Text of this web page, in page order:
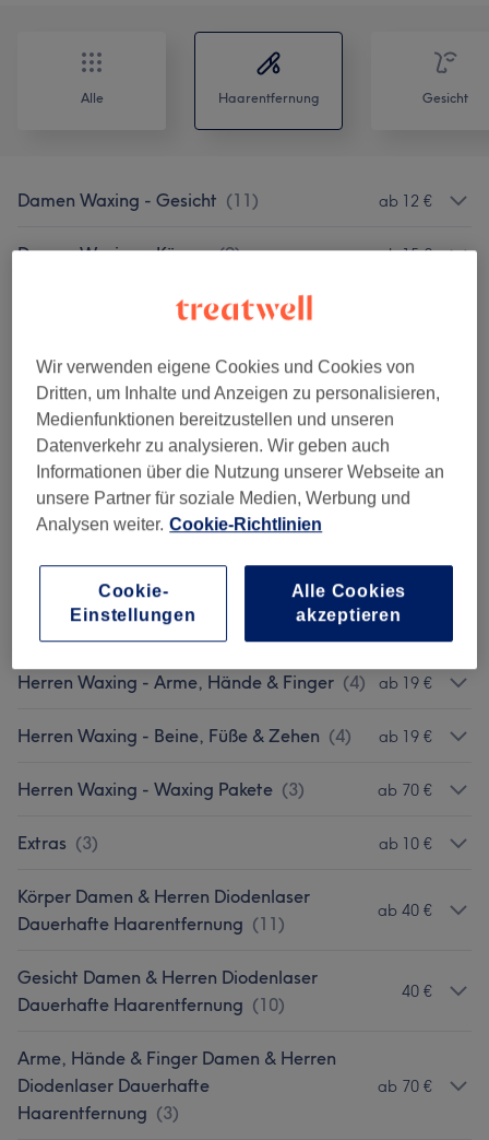
Alle Haarentfernung Gesicht
Damen Waxing - Gesicht (11) ab 12 €
Damen Waxing - Körper (9) ab 15 €
Damen Waxing - Intim (8)
Damen Waxing - Arme, Hände & Finger (4) ab 17 €
Damen Waxing - Beine, Füße & Zehen (7) ab 13 €
Damen Waxing - Waxing Pakete (2) ab 60 €
Herren Waxing - Gesicht (5)
Herren Waxing - Intim
Herren Waxing - Arme, Hände & Finger (4) ab 19 €
Herren Waxing - Beine, Füße & Zehen (4) ab 19 €
Herren Waxing - Waxing Pakete (3) ab 70 €
Extras (3) ab 10 €
Körper Damen & Herren Diodenlaser
Dauerhafte Haarentfernung (11)
ab 40 €
Gesicht Damen & Herren Diodenlaser
Dauerhafte Haarentfernung (10)
40 €
Arme, Hände & Finger Damen & Herren
Diodenlaser Dauerhafte
Haarentfernung (3)
ab 70 €
Wir verwenden eigene Cookies und Cookies von
Dritten, um Inhalte und Anzeigen zu personalisieren,
Medienfunktionen bereitzustellen und unseren
Datenverkehr zu analysieren. Wir geben auch
Informationen über die Nutzung unserer Webseite an
unsere Partner für soziale Medien, Werbung und
Analysen weiter. Cookie-Richtlinien
Cookie-
Einstellungen
Alle Cookies
akzeptieren